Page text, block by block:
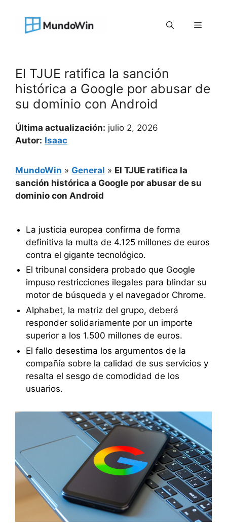
contenido
Menú
El TJUE ratifica la sanción
histórica a Google por abusar de
su dominio con Android
Última actualización: julio 2, 2026
Autor: Isaac
MundoWin » General » El TJUE ratifica la
sanción histórica a Google por abusar de su
dominio con Android
La justicia europea confirma de forma
definitiva la multa de 4.125 millones de euros
contra el gigante tecnológico.
El tribunal considera probado que Google
impuso restricciones ilegales para blindar su
motor de búsqueda y el navegador Chrome.
Alphabet, la matriz del grupo, deberá
responder solidariamente por un importe
superior a los 1.500 millones de euros.
El fallo desestima los argumentos de la
compañía sobre la calidad de sus servicios y
resalta el sesgo de comodidad de los
usuarios.